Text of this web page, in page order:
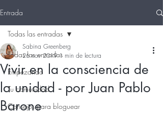
Entrada
Todas las entradas
Empezando
Tu comunidad
Consejos para bloguear
Todas las entradas
Vivir en la consciencia de
la unidad - por Juan Pablo
Barone
Sabina Greenberg
26 nov 2019 1 min de lectura